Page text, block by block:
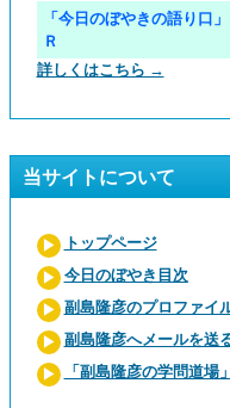
「今日のぼやきの語り口
Ｒ
詳しくはこちら →
当サイトについて
トップページ
今日のぼやき目次
副島隆彦のプロファイ
副島隆彦へメールを送
「副島隆彦の学問道場